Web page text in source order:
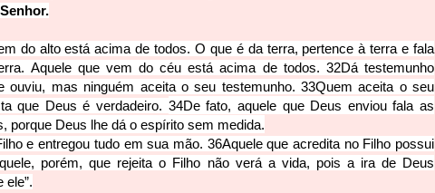
do alto está acima de todos. O que é da terra, pertence à terra e fala
Aquele que vem do céu está acima de todos. 32Dá testemunho
ouviu, mas ninguém aceita o seu testemunho. 33Quem aceita o seu
que Deus é verdadeiro. 34De fato, aquele que Deus enviou fala as
porque Deus lhe dá o espírito sem medida.
e entregou tudo em sua mão. 36Aquele que acredita no Filho possui
porém, que rejeita o Filho não verá a vida, pois a ira de Deus
ele”.